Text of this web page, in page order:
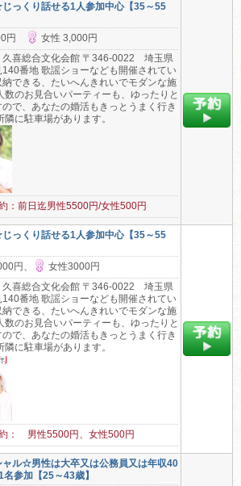
っくり話せる1人参加中心【35～55
円
女性 3,000円
喜総合文化会館 〒346-0022 埼玉県
140番地 歌謡ショーなども開催されてい
納できる、たいへんきれいでモダンな施
数のお見合いパーティーも、ゆったりと
で、あなたの婚活もきっとうまく行き
隣に駐車場があります。
：前日迄男性5500円/女性500円
っくり話せる1人参加中心【35～55
円、
女性3000円
喜総合文化会館 〒346-0022 埼玉県
140番地 歌謡ショーなども開催されてい
納できる、たいへんきれいでモダンな施
数のお見合いパーティーも、ゆったりと
で、あなたの婚活もきっとうまく行き
隣に駐車場があります。
： 男性5500円、女性500円
ャル☆男性は大卒又は公務員又は年収40
参加【25～43歳】